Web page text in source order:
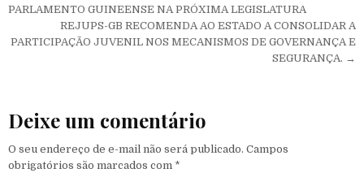
PARLAMENTO GUINEENSE NA PRÓXIMA LEGISLATURA
‎REJUPS-GB RECOMENDA AO ESTADO A CONSOLIDAR A
PARTICIPAÇÃO JUVENIL NOS MECANISMOS DE GOVERNANÇA E
SEGURANÇA. →
Deixe um comentário
O seu endereço de e-mail não será publicado. Campos
obrigatórios são marcados com *